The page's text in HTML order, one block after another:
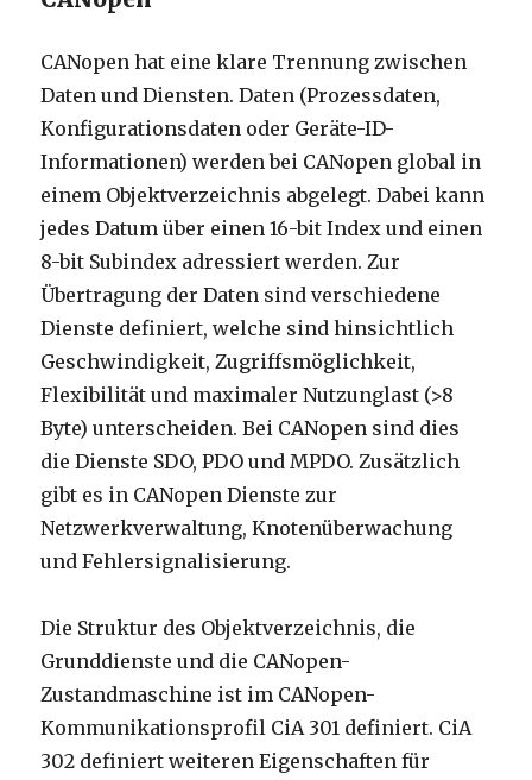
CANopen hat eine klare Trennung zwischen
Daten und Diensten. Daten (Prozessdaten,
Konfigurationsdaten oder Geräte-ID-
Informationen) werden bei CANopen global in
einem Objektverzeichnis abgelegt. Dabei kann
jedes Datum über einen 16-bit Index und einen
8-bit Subindex adressiert werden. Zur
Übertragung der Daten sind verschiedene
Dienste definiert, welche sind hinsichtlich
Geschwindigkeit, Zugriffsmöglichkeit,
Flexibilität und maximaler Nutzunglast (>8
Byte) unterscheiden. Bei CANopen sind dies
die Dienste SDO, PDO und MPDO. Zusätzlich
gibt es in CANopen Dienste zur
Netzwerkverwaltung, Knotenüberwachung
und Fehlersignalisierung.
Die Struktur des Objektverzeichnis, die
Grunddienste und die CANopen-
Zustandmaschine ist im CANopen-
Kommunikationsprofil CiA 301 definiert. CiA
302 definiert weiteren Eigenschaften für